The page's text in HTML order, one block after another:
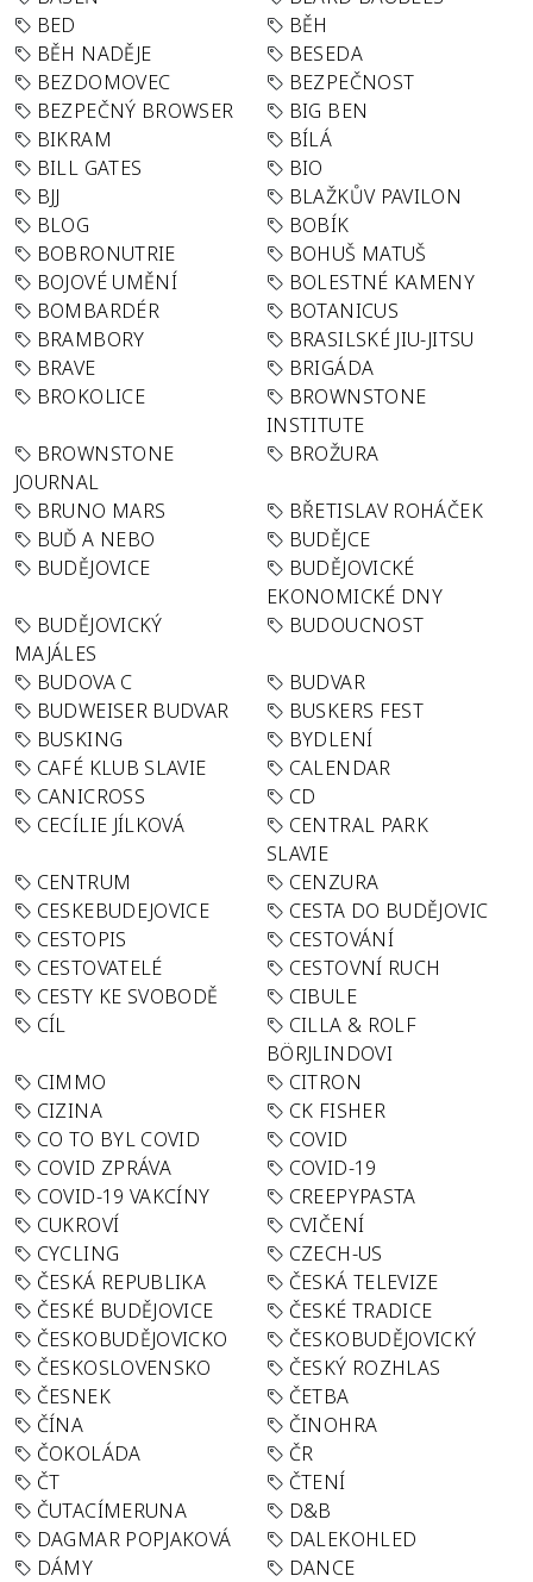
BED
BĚH
BĚH NADĚJE
BESEDA
BEZDOMOVEC
BEZPEČNOST
BEZPEČNÝ BROWSER
BIG BEN
BIKRAM
BÍLÁ
BILL GATES
BIO
BJJ
BLAŽKŮV PAVILON
BLOG
BOBÍK
BOBRONUTRIE
BOHUŠ MATUŠ
BOJOVÉ UMĚNÍ
BOLESTNÉ KAMENY
BOMBARDÉR
BOTANICUS
BRAMBORY
BRASILSKÉ JIU-JITSU
BRAVE
BRIGÁDA
BROKOLICE
BROWNSTONE
INSTITUTE
BROWNSTONE
JOURNAL
BROŽURA
BRUNO MARS
BŘETISLAV ROHÁČEK
BUĎ A NEBO
BUDĚJCE
BUDĚJOVICE
BUDĚJOVICKÉ
EKONOMICKÉ DNY
BUDĚJOVICKÝ
MAJÁLES
BUDOUCNOST
BUDOVA C
BUDVAR
BUDWEISER BUDVAR
BUSKERS FEST
BUSKING
BYDLENÍ
CAFÉ KLUB SLAVIE
CALENDAR
CANICROSS
CD
CECÍLIE JÍLKOVÁ
CENTRAL PARK
SLAVIE
CENTRUM
CENZURA
CESKEBUDEJOVICE
CESTA DO BUDĚJOVIC
CESTOPIS
CESTOVÁNÍ
CESTOVATELÉ
CESTOVNÍ RUCH
CESTY KE SVOBODĚ
CIBULE
CÍL
CILLA & ROLF
BÖRJLINDOVI
CIMMO
CITRON
CIZINA
CK FISHER
CO TO BYL COVID
COVID
COVID ZPRÁVA
COVID-19
COVID-19 VAKCÍNY
CREEPYPASTA
CUKROVÍ
CVIČENÍ
CYCLING
CZECH-US
ČESKÁ REPUBLIKA
ČESKÁ TELEVIZE
ČESKÉ BUDĚJOVICE
ČESKÉ TRADICE
ČESKOBUDĚJOVICKO
ČESKOBUDĚJOVICKÝ
ČESKOSLOVENSKO
ČESKÝ ROZHLAS
ČESNEK
ČETBA
ČÍNA
ČINOHRA
ČOKOLÁDA
ČR
ČT
ČTENÍ
ČUTACÍMERUNA
D&B
DAGMAR POPJAKOVÁ
DALEKOHLED
DÁMY
DANCE